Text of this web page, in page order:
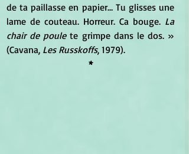
de ta paillasse en papier… Tu glisses une
lame de couteau. Horreur. Ca bouge. La
chair de poule te grimpe dans le dos. »
(Cavana, Les Russkoffs, 1979).
*